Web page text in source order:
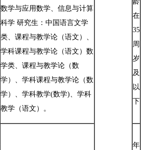
数学与应用数学、信息与计算
科学 研究生：中国语言文学
类、课程与教学论（语文）、
学科课程与教学论（语文）数
学类、课程与教学论（数
学）、学科课程与教学论（数
学）、学科教学(数学)、学科
教学（语文）。
在
35
周
岁
及
以
下
年